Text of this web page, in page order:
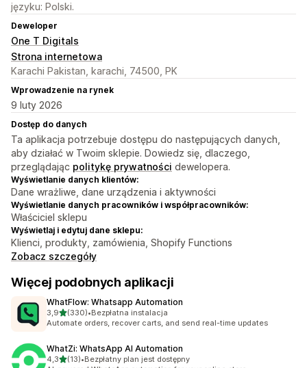
języku: Polski.
Deweloper
One T Digitals
Strona internetowa
Karachi Pakistan, karachi, 74500, PK
Wprowadzenie na rynek
9 luty 2026
Dostęp do danych
Ta aplikacja potrzebuje dostępu do następujących danych,
aby działać w Twoim sklepie. Dowiedz się, dlaczego,
przeglądając politykę prywatności dewelopera.
Wyświetlanie danych klientów:
Dane wrażliwe, dane urządzenia i aktywności
Wyświetlanie danych pracowników i współpracowników:
Właściciel sklepu
Wyświetlaj i edytuj dane sklepu:
Klienci, produkty, zamówienia, Shopify Functions
Zobacz szczegóły
Więcej podobnych aplikacji
WhatFlow: Whatsapp Automation
3,9na 5 gwiazdek
(330)
Łączna liczba recenzji: 330
•Bezpłatna instalacja
Automate orders, recover carts, and send real-time updates
WhatZi: WhatsApp AI Automation
4,3na 5 gwiazdek
(13)
Łączna liczba recenzji: 13
•Bezpłatny plan jest dostępny